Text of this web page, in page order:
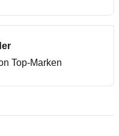
Top-Marken